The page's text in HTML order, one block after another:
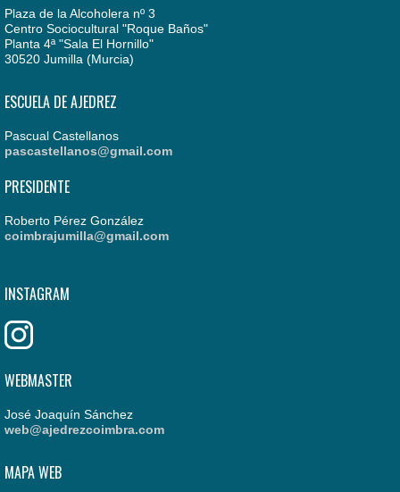
Plaza de la Alcoholera nº 3
Centro Sociocultural "Roque Baños"
Planta 4ª "Sala El Hornillo"
30520 Jumilla (Murcia)
ESCUELA DE AJEDREZ
Pascual Castellanos
pascastellanos@gmail.com
PRESIDENTE
Roberto Pérez González
coimbrajumilla@gmail.com
INSTAGRAM
WEBMASTER
José Joaquín Sánchez
web@ajedrezcoimbra.com
MAPA WEB